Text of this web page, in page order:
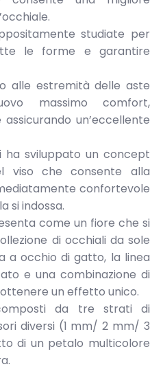
studiate per
le forme e garantire
alle estremità delle aste
massimo comfort,
un’eccellente
ha sviluppato un concept
viso che consente alla
confortevole
si indossa.
come un fiore che si
di occhiali da sole
a occhio di gatto, la linea
e una combinazione di
un effetto unico.
da tre strati di
diversi (1 mm/ 2 mm/ 3
di un petalo multicolore